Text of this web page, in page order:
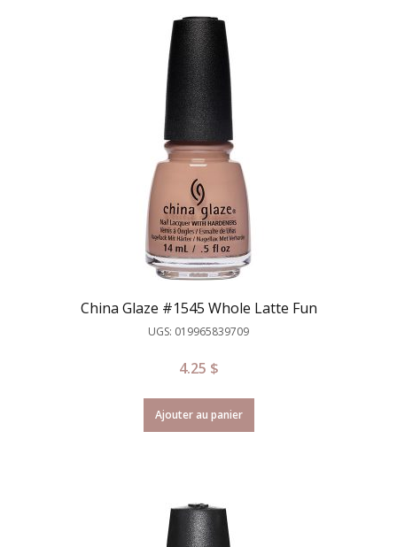
China Glaze #1545 Whole Latte Fun
UGS: 019965839709
4.25 $
Ajouter au panier